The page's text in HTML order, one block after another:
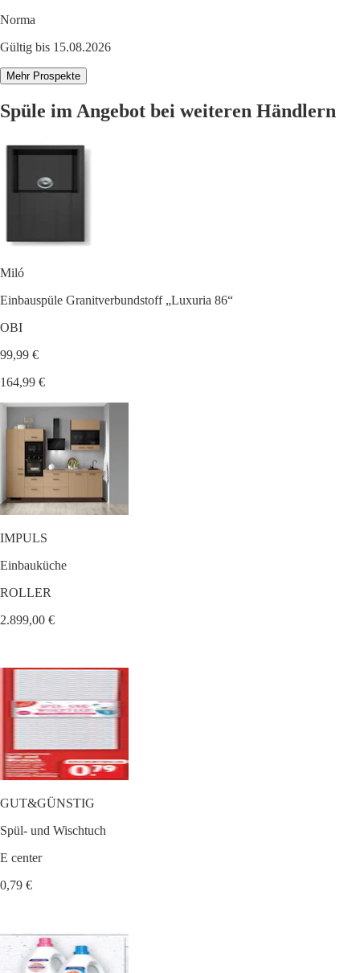
Norma
Gültig bis 15.08.2026
Mehr Prospekte
Spüle im Angebot bei weiteren Händlern
Miló
Einbauspüle Granitverbundstoff „Luxuria 86“
OBI
99,99 €
164,99 €
IMPULS
Einbauküche
ROLLER
2.899,00 €
GUT&GÜNSTIG
Spül- und Wischtuch
E center
0,79 €